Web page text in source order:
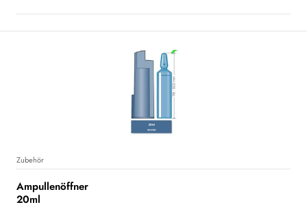
Zubehör
Ampullenöffner
20ml